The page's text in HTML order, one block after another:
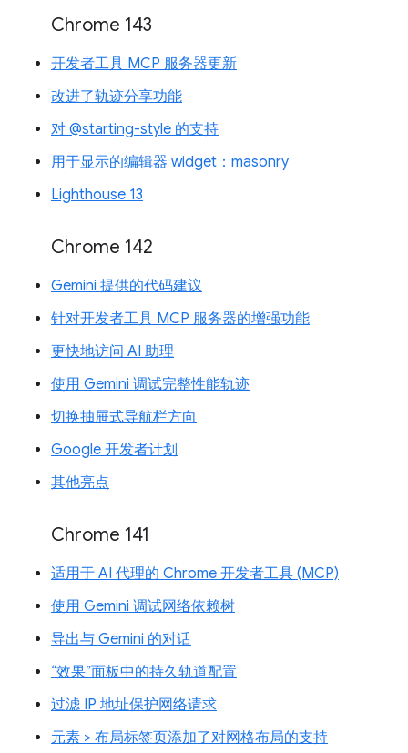
Chrome 143
开发者工具 MCP 服务器更新
改进了轨迹分享功能
对 @starting-style 的支持
用于显示的编辑器 widget：masonry
Lighthouse 13
Chrome 142
Gemini 提供的代码建议
针对开发者工具 MCP 服务器的增强功能
更快地访问 AI 助理
使用 Gemini 调试完整性能轨迹
切换抽屉式导航栏方向
Google 开发者计划
其他亮点
Chrome 141
适用于 AI 代理的 Chrome 开发者工具 (MCP)
使用 Gemini 调试网络依赖树
导出与 Gemini 的对话
“效果”面板中的持久轨道配置
过滤 IP 地址保护网络请求
元素 > 布局标签页添加了对网格布局的支持